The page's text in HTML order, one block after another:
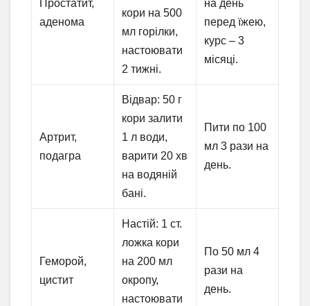
Простатит,
аденома
кори на 500
мл горілки,
настоювати
2 тижні.
на день
перед їжею,
курс – 3
місяці.
Артрит,
подагра
Відвар: 50 г
кори залити
1 л води,
варити 20 хв
на водяній
бані.
Пити по 100
мл 3 рази на
день.
Геморой,
цистит
Настій: 1 ст.
ложка кори
на 200 мл
окропу,
настоювати
По 50 мл 4
рази на
день.